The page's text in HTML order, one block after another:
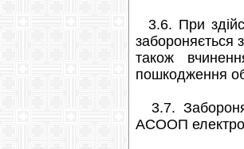
3.6. При
забороняється
також
пошкодження
3.7.
АСООП